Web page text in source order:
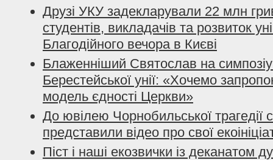
Друзі УКУ задекларували 22 млн
студентів, викладачів та розвиток
Благодійного вечора в Києві
Блаженніший Святослав на
Берестейської унії: «Хочемо
модель єдності Церкви»
До ювілею Чорнобильської трагедії
представили відео про свої
Піст і наші екозвички із деканатом